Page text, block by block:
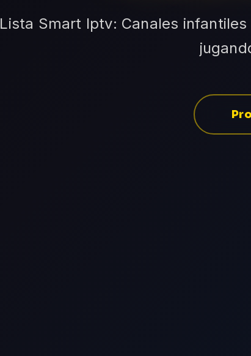
Lista Smart Iptv: Canales